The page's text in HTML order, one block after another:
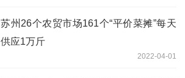
苏州26个农贸市场161个“平价菜摊”每天
供应1万斤
2022-04-01